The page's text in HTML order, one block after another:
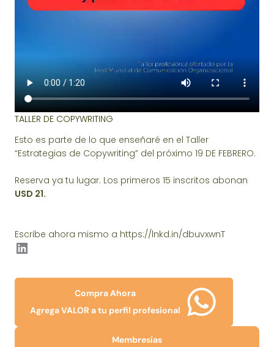
TALLER DE COPYWRITING
Esto es parte de lo que enseñaré en el Taller
“Estrategias de Copywriting” del próximo 19 DE FEBRERO.
Reserva ya tu lugar. Los primeros 15 inscritos abonan
USD 21.
Escribe ahora mismo a https://lnkd.in/dbuvxwnT
LinkedIn
Compra Ahora
Agrega VALOR a tu perfil profesional
Membresías